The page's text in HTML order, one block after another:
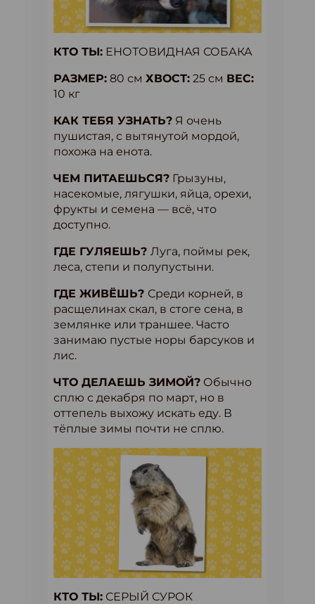
КТО ТЫ: ЕНОТОВИДНАЯ СОБАКА
РАЗМЕР: 80 см ХВОСТ: 25 см ВЕС:
10 кг
КАК ТЕБЯ УЗНАТЬ? Я очень
пушистая, с вытянутой мордой,
похожа на енота.
ЧЕМ ПИТАЕШЬСЯ? Грызуны,
насекомые, лягушки, яйца, орехи,
фрукты и семена — всё, что
доступно.
ГДЕ ГУЛЯЕШЬ? Луга, поймы рек,
леса, степи и полупустыни.
ГДЕ ЖИВЁШЬ? Среди корней, в
расщелинах скал, в стоге сена, в
землянке или траншее. Часто
занимаю пустые норы барсуков и
лис.
ЧТО ДЕЛАЕШЬ ЗИМОЙ? Обычно
сплю с декабря по март, но в
оттепель выхожу искать еду. В
тёплые зимы почти не сплю.
КТО ТЫ: СЕРЫЙ СУРОК